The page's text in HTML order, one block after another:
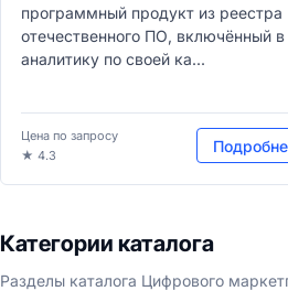
программный продукт из реестра
отечественного ПО, включённый в
аналитику по своей ка...
Цена по запросу
★ 4.3
Категории каталога
Разделы каталога Цифрового